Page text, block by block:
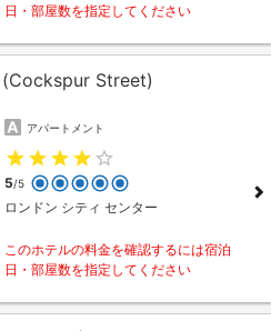
日・部屋数を指定してください
(Cockspur Street)
アパートメント
5/5
ロンドン シティ センター
このホテルの料金を確認するには宿泊
日・部屋数を指定してください